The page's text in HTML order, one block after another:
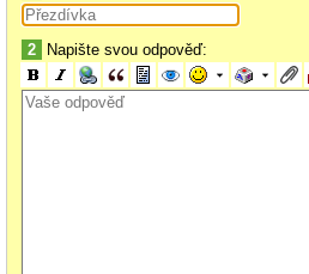
2 Napište svou odpověď: